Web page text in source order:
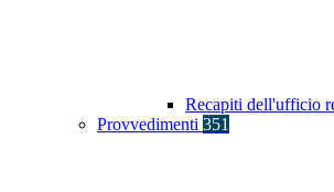
Recapiti dell'ufficio
Provvedimenti 351